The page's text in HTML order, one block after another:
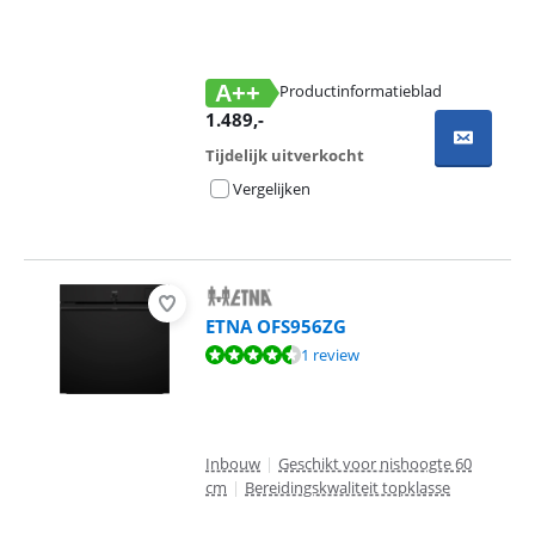
A++
Productinformatieblad
1.489,-
Tijdelijk uitverkocht
Vergelijken
ETNA OFS956ZG
Beoordeling is 8,8 van de 10, gebaseerd op 1 review.
1 review
Inbouw | Geschikt voor nishoogte 60
cm | Bereidingskwaliteit topklasse